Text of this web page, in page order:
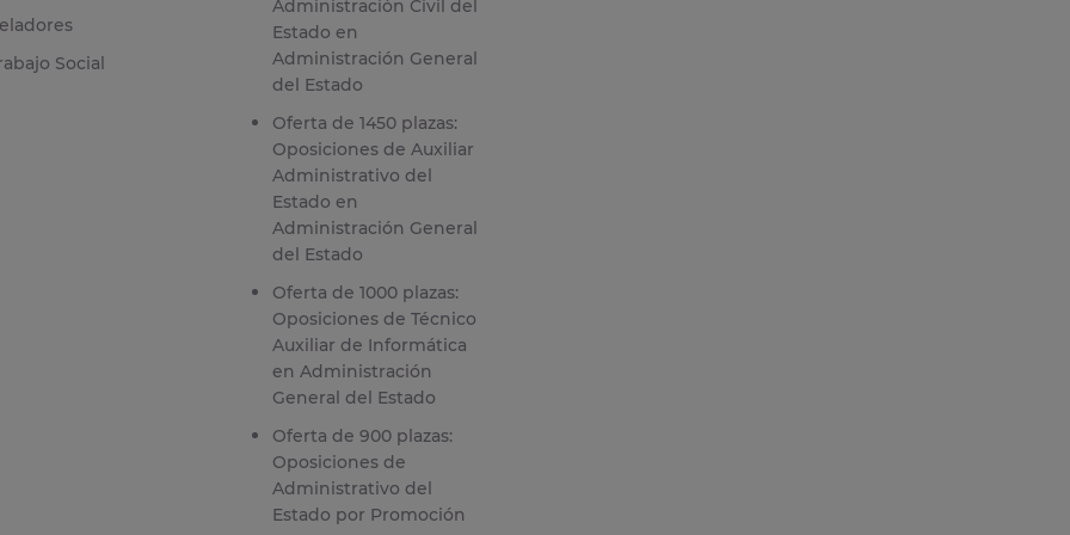
Social
Administración Civil del
Estado en
Administración General
del Estado
Oferta de 1450 plazas:
Oposiciones de Auxiliar
Administrativo del
Estado en
Administración General
del Estado
Oferta de 1000 plazas:
Oposiciones de Técnico
Auxiliar de Informática
en Administración
General del Estado
Oferta de 900 plazas:
Oposiciones de
Administrativo del
Estado por Promoción